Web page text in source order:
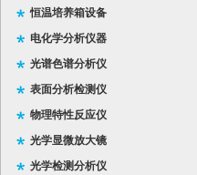
恒温培养箱设备
电化学分析仪器
光谱色谱分析仪
表面分析检测仪
物理特性反应仪
光学显微放大镜
光学检测分析仪